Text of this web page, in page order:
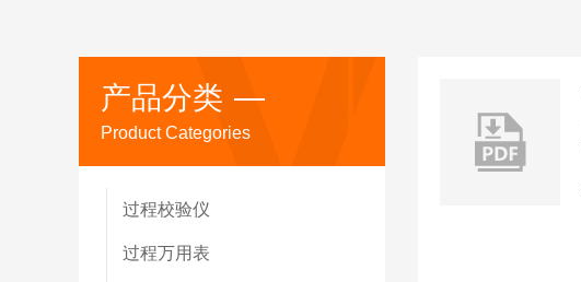
产品分类
Product Categories
过程校验仪
过程万用表